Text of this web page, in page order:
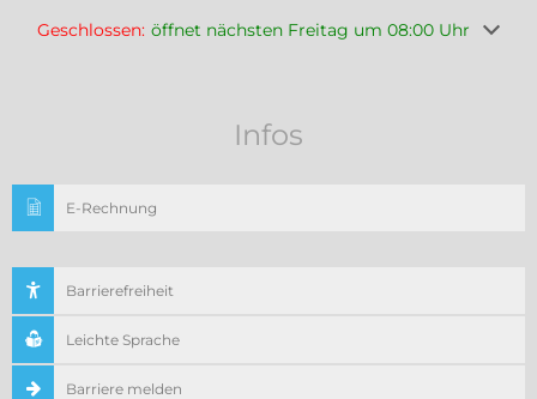
Klicken, um weitere Öffnungs- oder Schließzeiten
Geschlossen: öffnet nächsten Freitag um 08:00 Uhr
Infos
E-Rechnung
Barrierefreiheit
Leichte Sprache
Barriere melden